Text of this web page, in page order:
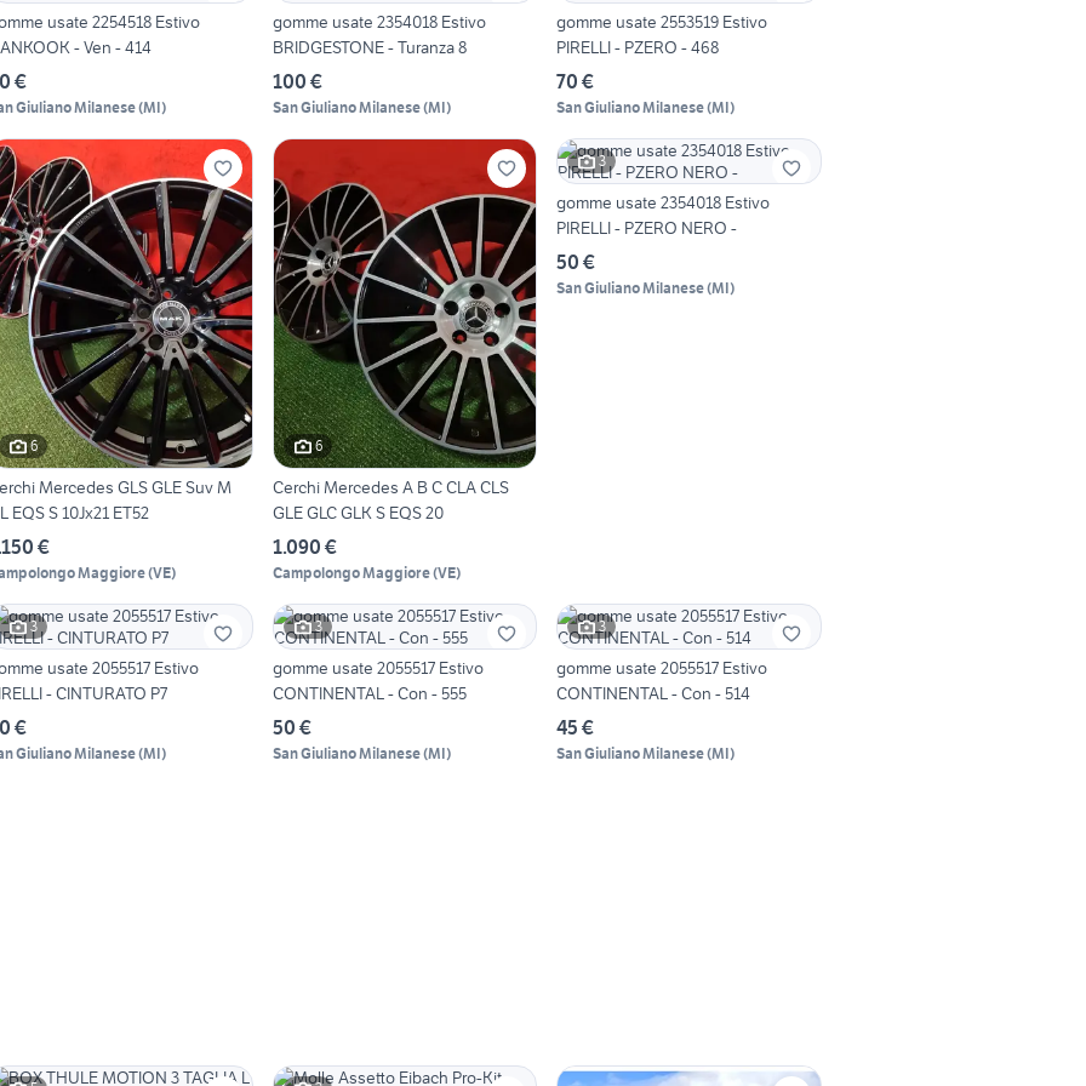
usate 2254518 Estivo
- Ven - 414
€
Giuliano Milanese(MI)
gomme usate 2354018 Estivo
BRIDGESTONE - Turanza 8
100 €
San Giuliano Milanese(MI)
gomme usate 2553519 Estivo
PIRELLI - PZERO - 468
70 €
San Giuliano Milanese(MI)
6
Mercedes GLS GLE Suv M
EQS S 10Jx21 ET52
€
Maggiore(VE)
6
Cerchi Mercedes A B C CLA CLS
GLE GLC GLK S EQS 20
1.090 €
Campolongo Maggiore(VE)
3
gomme usate 2354018 Estivo
PIRELLI - PZERO NERO -
50 €
San Giuliano Milanese(MI)
3
usate 2055517 Estivo
- CINTURATO P7
€
Giuliano Milanese(MI)
3
gomme usate 2055517 Estivo
CONTINENTAL - Con - 555
50 €
San Giuliano Milanese(MI)
3
gomme usate 2055517 Estivo
CONTINENTAL - Con - 514
45 €
San Giuliano Milanese(MI)